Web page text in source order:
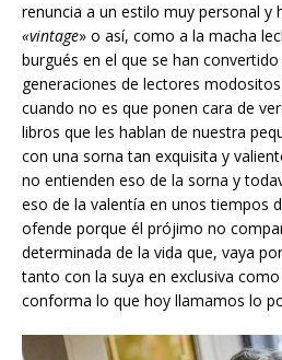
renuncia a un estilo muy personal y
«vintage» o así, como a la macha
burgués en el que se han
generaciones de lectores
cuando no es que ponen cara de
libros que les hablan de nuestra
con una sorna tan exquisita y
no entienden eso de la sorna y
eso de la valentía en unos tiempos
ofende porque él prójimo no
determinada de la vida que, vaya
tanto con la suya en exclusiva
conforma lo que hoy llamamos lo